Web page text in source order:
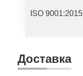
ISO 9001:2015
Доставка